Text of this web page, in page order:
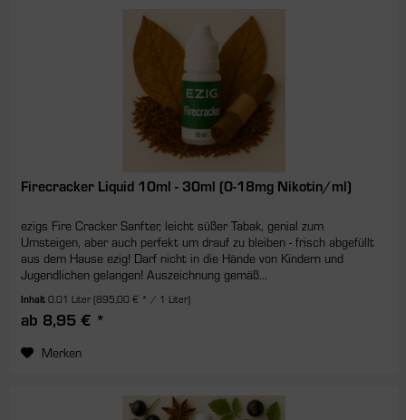
Firecracker Liquid 10ml - 30ml (0-18mg Nikotin/ml)
ezigs Fire Cracker Sanfter, leicht süßer Tabak, genial zum
Umsteigen, aber auch perfekt um drauf zu bleiben - frisch abgefüllt
aus dem Hause ezig! Darf nicht in die Hände von Kindern und
Jugendlichen gelangen! Auszeichnung gemäß...
Inhalt0.01 Liter(895,00 € * / 1 Liter)
ab 8,95 € *
Merken